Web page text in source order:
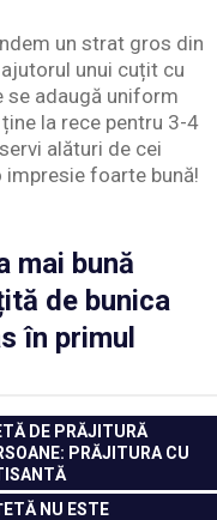
un strat gros din
unui cuțit cu
se adaugă uniform
la rece pentru 3-4
alături de cei
impresie foarte bună!
mai bună
de bunica
în primul
DE PRĂJITURĂ
PRĂJITURA CU
NU ESTE